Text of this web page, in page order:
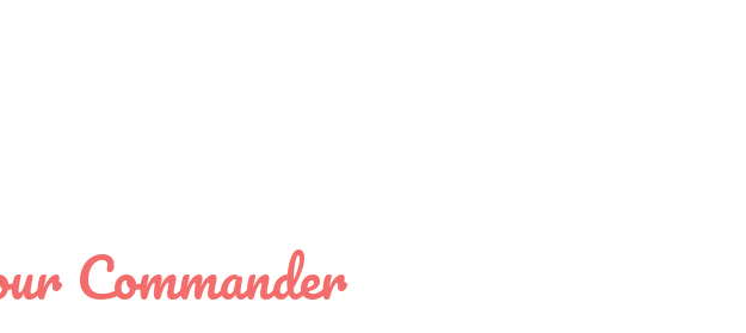
Commander